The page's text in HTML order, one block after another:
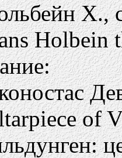
Х.,
Holbein
of